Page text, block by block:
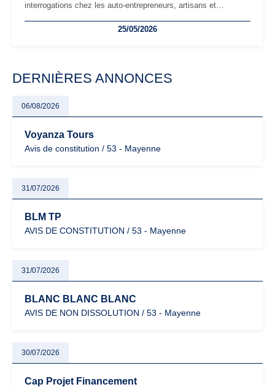
interrogations chez les auto-entrepreneurs, artisans et
facturation ou risque de bascule vers la TVA : les règles
25/05/2026
DERNIÈRES ANNONCES
06/08/2026
Voyanza Tours
Avis de constitution / 53 - Mayenne
31/07/2026
BLM TP
AVIS DE CONSTITUTION / 53 - Mayenne
31/07/2026
BLANC BLANC BLANC
AVIS DE NON DISSOLUTION / 53 - Mayenne
30/07/2026
Cap Projet Financement